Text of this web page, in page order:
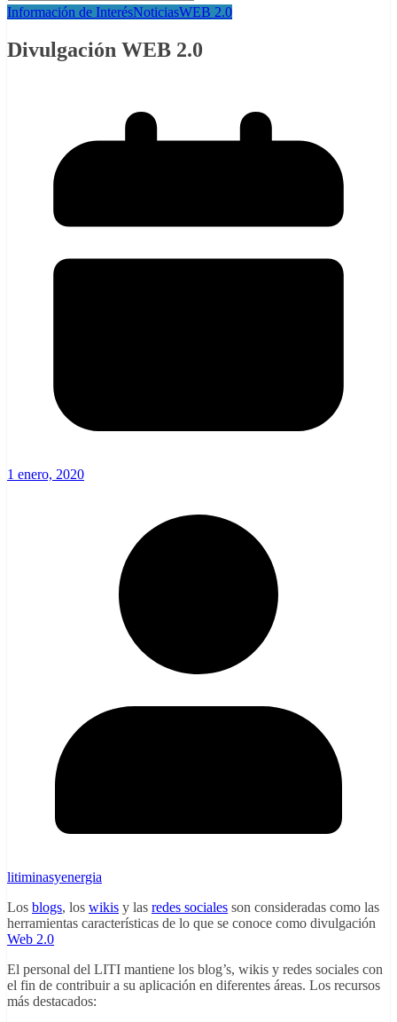
Información de InterésNoticiasWEB 2.0
Divulgación WEB 2.0
1 enero, 2020
litiminasyenergia
Los blogs, los wikis y las redes sociales son consideradas como las
herramientas características de lo que se conoce como divulgación
Web 2.0
El personal del LITI mantiene los blog’s, wikis y redes sociales con
el fin de contribuir a su aplicación en diferentes áreas. Los recursos
más destacados: